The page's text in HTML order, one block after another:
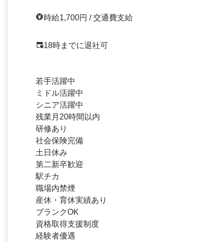
時給1,700円 / 交通費支給
18時までに退社可
若手活躍中
ミドル活躍中
シニア活躍中
残業月20時間以内
研修あり
社会保険完備
土日休み
第二新卒歓迎
駅チカ
職場内禁煙
産休・育休実績あり
ブランクOK
資格取得支援制度
経験者優遇